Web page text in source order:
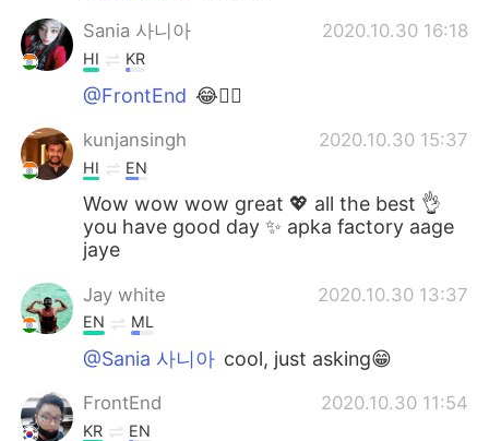
Sania 사니아 2020.10.30 16:18
HI KR
@FrontEnd 😂✌🏻
kunjansingh 2020.10.30 15:37
HI EN
Wow wow wow great 💖 all the best 👌
you have good day ✨ apka factory aage
jaye
Jay white 2020.10.30 13:37
EN ML
@Sania 사니아 cool, just asking😁
FrontEnd 2020.10.30 11:54
KR EN